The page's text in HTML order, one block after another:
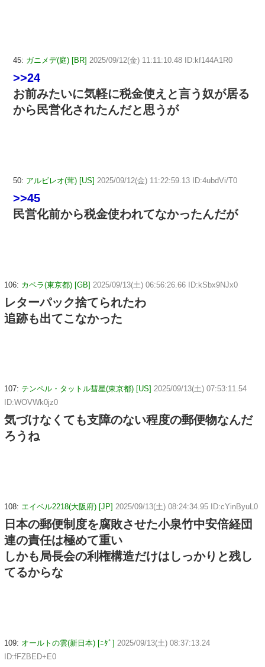
45: ガニメデ(庭) [BR] 2025/09/12(金) 11:11:10.48 ID:kf144A1R0
>>24
お前みたいに気軽に税金使えと言う奴が居る
から民営化されたんだと思うが
50: アルビレオ(茸) [US] 2025/09/12(金) 11:22:59.13 ID:4ubdVi/T0
>>45
民営化前から税金使われてなかったんだが
106: カペラ(東京都) [GB] 2025/09/13(土) 06:56:26.66 ID:kSbx9NJx0
レターパック捨てられたわ
追跡も出てこなかった
107: テンペル・タットル彗星(東京都) [US] 2025/09/13(土) 07:53:11.54
ID:WOVWk0jz0
気づけなくても支障のない程度の郵便物なんだ
ろうね
108: エイベル2218(大阪府) [JP] 2025/09/13(土) 08:24:34.95 ID:cYinByuL0
日本の郵便制度を腐敗させた小泉竹中安倍経団
連の責任は極めて重い
しかも局長会の利権構造だけはしっかりと残し
てるからな
109: オールトの雲(新日本) [ﾆﾀﾞ] 2025/09/13(土) 08:37:13.24
ID:fFZBED+E0